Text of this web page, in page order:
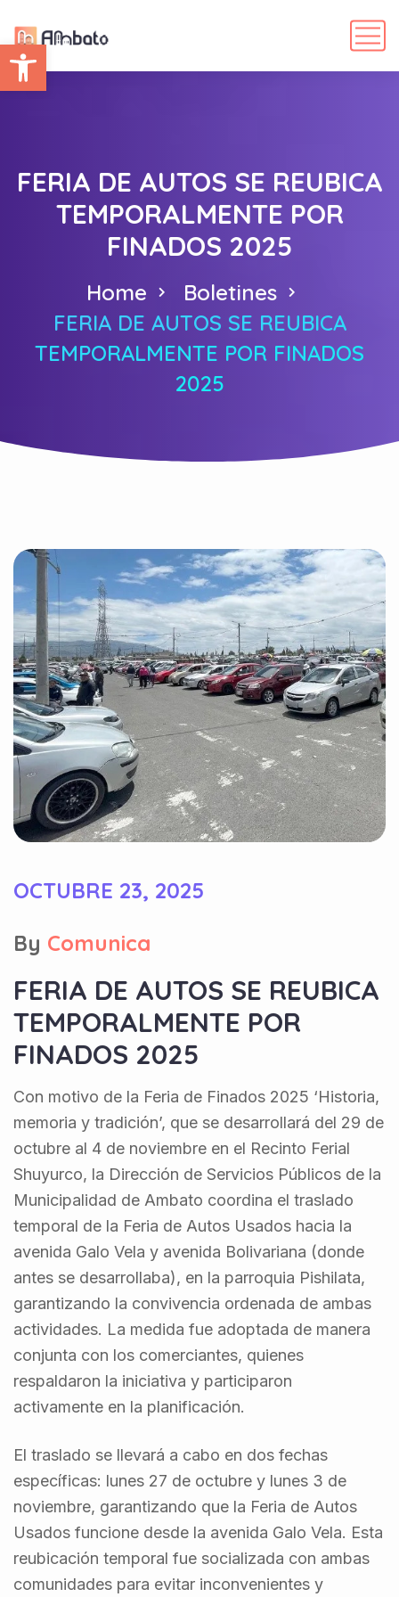
Abrir barra de herramientas
FERIA DE AUTOS SE REUBICA
TEMPORALMENTE POR
FINADOS 2025
Home
Boletines
FERIA DE AUTOS SE REUBICA
TEMPORALMENTE POR FINADOS
2025
OCTUBRE 23, 2025
By Comunica
FERIA DE AUTOS SE REUBICA
TEMPORALMENTE POR
FINADOS 2025
Con motivo de la Feria de Finados 2025 ‘Historia,
memoria y tradición’, que se desarrollará del 29 de
octubre al 4 de noviembre en el Recinto Ferial
Shuyurco, la Dirección de Servicios Públicos de la
Municipalidad de Ambato coordina el traslado
temporal de la Feria de Autos Usados hacia la
avenida Galo Vela y avenida Bolivariana (donde
antes se desarrollaba), en la parroquia Pishilata,
garantizando la convivencia ordenada de ambas
actividades. La medida fue adoptada de manera
conjunta con los comerciantes, quienes
respaldaron la iniciativa y participaron
activamente en la planificación.
El traslado se llevará a cabo en dos fechas
específicas: lunes 27 de octubre y lunes 3 de
noviembre, garantizando que la Feria de Autos
Usados funcione desde la avenida Galo Vela. Esta
reubicación temporal fue socializada con ambas
comunidades para evitar inconvenientes y